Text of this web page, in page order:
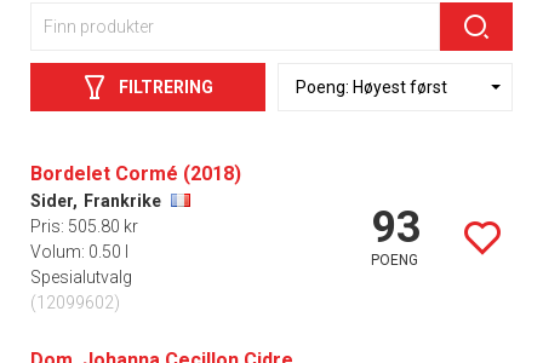
FILTRERING
Bordelet Cormé (2018)
Sider, Frankrike
Pris: 505.80 kr
Volum: 0.50 l
Spesialutvalg
(12099602)
93
POENG